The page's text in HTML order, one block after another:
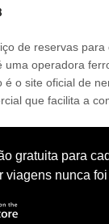
de reservas
uma operadora
o site oficial de
que facilita a
gratuita para
viagens nunca